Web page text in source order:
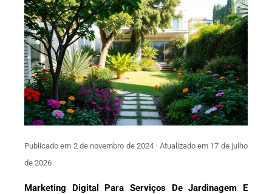
Publicado em 2 de novembro de 2024 · Atualizado em 17 de julho
de 2026
Marketing Digital Para Serviços De Jardinagem E